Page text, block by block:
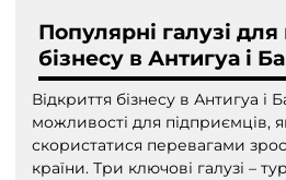
Популярні галузі
бізнесу в Антигуа і
Відкриття бізнесу в Антигуа і
можливості для підприємців,
скористатися перевагами
країни. Три ключові галузі –